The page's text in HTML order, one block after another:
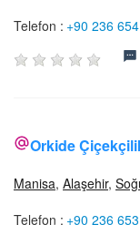
Telefon : +90 236
Orkide
Manisa, Alaşehir,
Telefon : +90 236